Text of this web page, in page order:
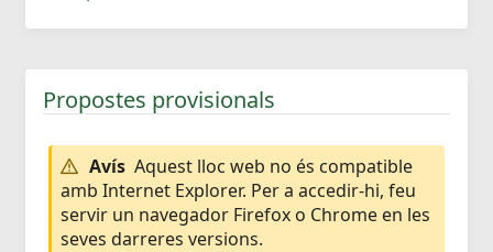
Propostes provisionals
Avís Aquest lloc web no és compatible
amb Internet Explorer. Per a accedir-hi, feu
servir un navegador Firefox o Chrome en les
seves darreres versions.